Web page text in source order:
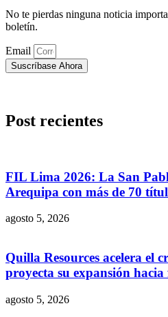
No te pierdas ninguna noticia
boletín.
Email
Suscríbase Ahora
Post recientes
FIL Lima 2026: La San
Arequipa con más de 70
agosto 5, 2026
Quilla Resources acelera el
proyecta su expansión hacia
agosto 5, 2026